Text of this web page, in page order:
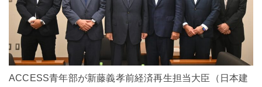
ACCESS青年部が新藤義孝前経済再生担当大臣（日本建